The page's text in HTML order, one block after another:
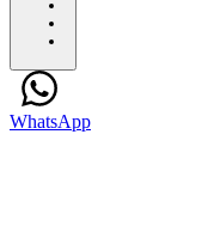
WhatsApp